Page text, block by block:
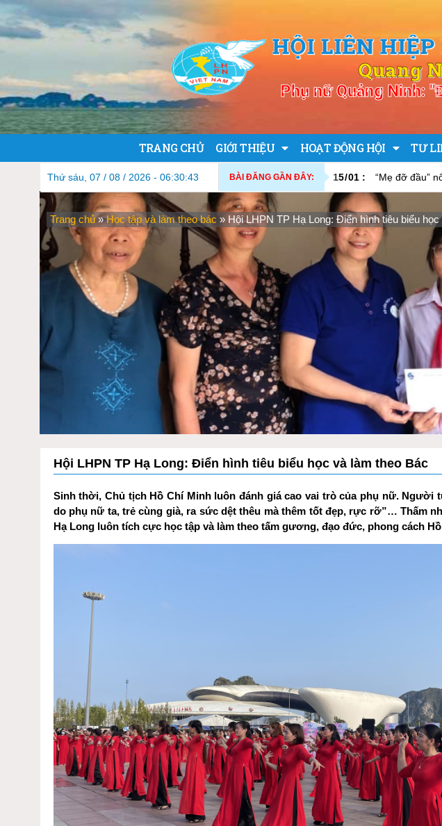
HỘI LIÊN
Quang
Phụ nữ Quảng Ninh:
TRANG CHỦ GIỚI THIỆU HOẠT ĐỘNG HỘI TƯ
Thứ sáu, 07 / 08 / 2026 - 06:30:45 BÀI ĐĂNG GẦN ĐÂY: 15/01 : “Mẹ đỡ đầu”
Trang chủ»Học tập và làm theo bác » Hội LHPN TP Hạ Long: Điển hình tiêu biểu
Hội LHPN TP Hạ Long: Điển hình tiêu biểu học và làm theo Bác
Sinh thời, Chủ tịch Hồ Chí Minh luôn đánh giá cao vai trò của phụ nữ. Người
do phụ nữ ta, trẻ cùng già, ra sức dệt thêu mà thêm tốt đẹp, rực rỡ”… Thấm
Hạ Long luôn tích cực học tập và làm theo tấm gương, đạo đức, phong cách